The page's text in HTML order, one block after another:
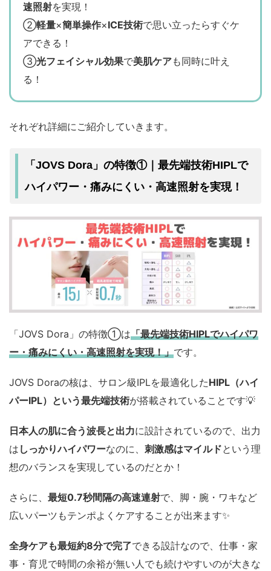
速照射を実現！
②軽量×簡単操作×ICE技術で思い立ったらすぐケ
アできる！
③光フェイシャル効果で美肌ケアも同時に叶え
る！
それぞれ詳細にご紹介していきます。
「JOVS Dora」の特徴①｜最先端技術HIPLで
ハイパワー・痛みにくい・高速照射を実現！
「JOVS Dora」の特徴①は「最先端技術HIPLでハイパワ
ー・痛みにくい・高速照射を実現！」です。
JOVS Doraの核は、サロン級IPLを最適化したHIPL（ハイ
パーIPL）という最先端技術が搭載されていることです💡
日本人の肌に合う波長と出力に設計されているので、出力
は しっかりハイパワーなのに、 刺激感はマイルドという理
想のバランスを実現しているのだとか！
さらに、 最短0.7秒間隔の高速連射で、脚・腕・ワキなど
広いパーツもテンポよくケアすることが出来ます✨️
全身ケアも最短約8分で完了できる設計なので、仕事・家
事・育児で時間の余裕が無い人でも続けやすいのが大きな